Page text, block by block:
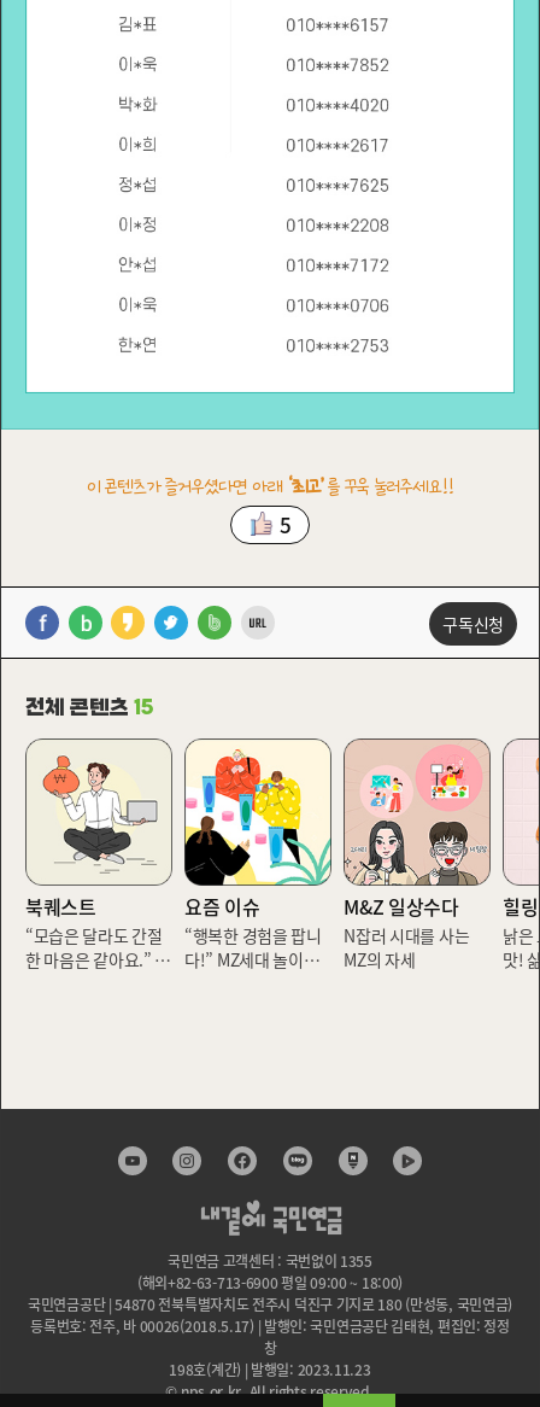
이 콘텐츠가 즐거우셨다면 아래 ‘최고’를 꾸욱 눌러주세요!!
5
구독신청
전체 콘텐츠 15
북퀘스트
“모습은 달라도 간절
한 마음은 같아요.” 책
요즘 이슈
“행복한 경험을 팝니
다!” MZ세대 놀이터,
M&Z 일상수다
N잡러 시대를 사는
MZ의 자세
힐
낡은
맛!
국민연금 고객센터 : 국번없이 1355
(해외+82-63-713-6900 평일 09:00 ~ 18:00)
국민연금공단 | 54870 전북특별자치도 전주시 덕진구 기지로 180 (만성동, 국민연금)
등록번호: 전주, 바 00026(2018.5.17) | 발행인: 국민연금공단 김태현, 편집인: 정정
창
198호(계간) | 발행일: 2023.11.23
© nps.or.kr. All rights reserved.